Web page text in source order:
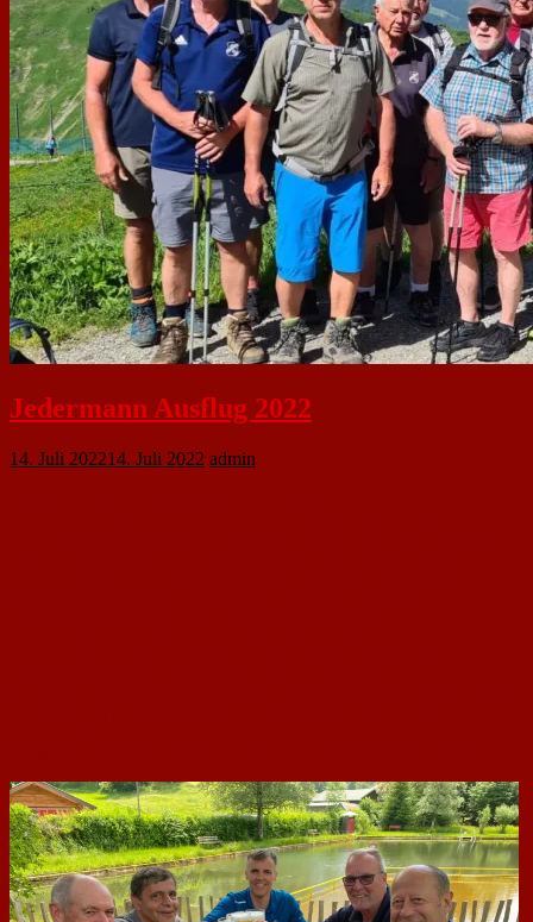
Jedermann Ausflug 2022
14. Juli 202214. Juli 2022 admin